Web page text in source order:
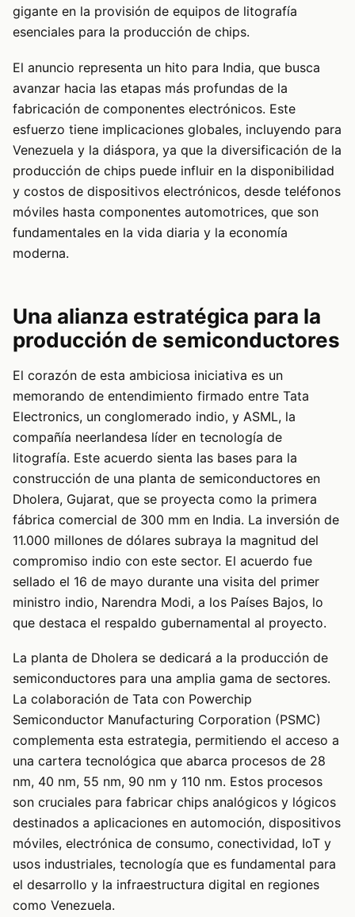
gigante en la provisión de equipos de litografía
esenciales para la producción de chips.
El anuncio representa un hito para India, que busca
avanzar hacia las etapas más profundas de la
fabricación de componentes electrónicos. Este
esfuerzo tiene implicaciones globales, incluyendo para
Venezuela y la diáspora, ya que la diversificación de la
producción de chips puede influir en la disponibilidad
y costos de dispositivos electrónicos, desde teléfonos
móviles hasta componentes automotrices, que son
fundamentales en la vida diaria y la economía
moderna.
Una alianza estratégica para la
producción de semiconductores
El corazón de esta ambiciosa iniciativa es un
memorando de entendimiento firmado entre Tata
Electronics, un conglomerado indio, y ASML, la
compañía neerlandesa líder en tecnología de
litografía. Este acuerdo sienta las bases para la
construcción de una planta de semiconductores en
Dholera, Gujarat, que se proyecta como la primera
fábrica comercial de 300 mm en India. La inversión de
11.000 millones de dólares subraya la magnitud del
compromiso indio con este sector. El acuerdo fue
sellado el 16 de mayo durante una visita del primer
ministro indio, Narendra Modi, a los Países Bajos, lo
que destaca el respaldo gubernamental al proyecto.
La planta de Dholera se dedicará a la producción de
semiconductores para una amplia gama de sectores.
La colaboración de Tata con Powerchip
Semiconductor Manufacturing Corporation (PSMC)
complementa esta estrategia, permitiendo el acceso a
una cartera tecnológica que abarca procesos de 28
nm, 40 nm, 55 nm, 90 nm y 110 nm. Estos procesos
son cruciales para fabricar chips analógicos y lógicos
destinados a aplicaciones en automoción, dispositivos
móviles, electrónica de consumo, conectividad, IoT y
usos industriales, tecnología que es fundamental para
el desarrollo y la infraestructura digital en regiones
como Venezuela.